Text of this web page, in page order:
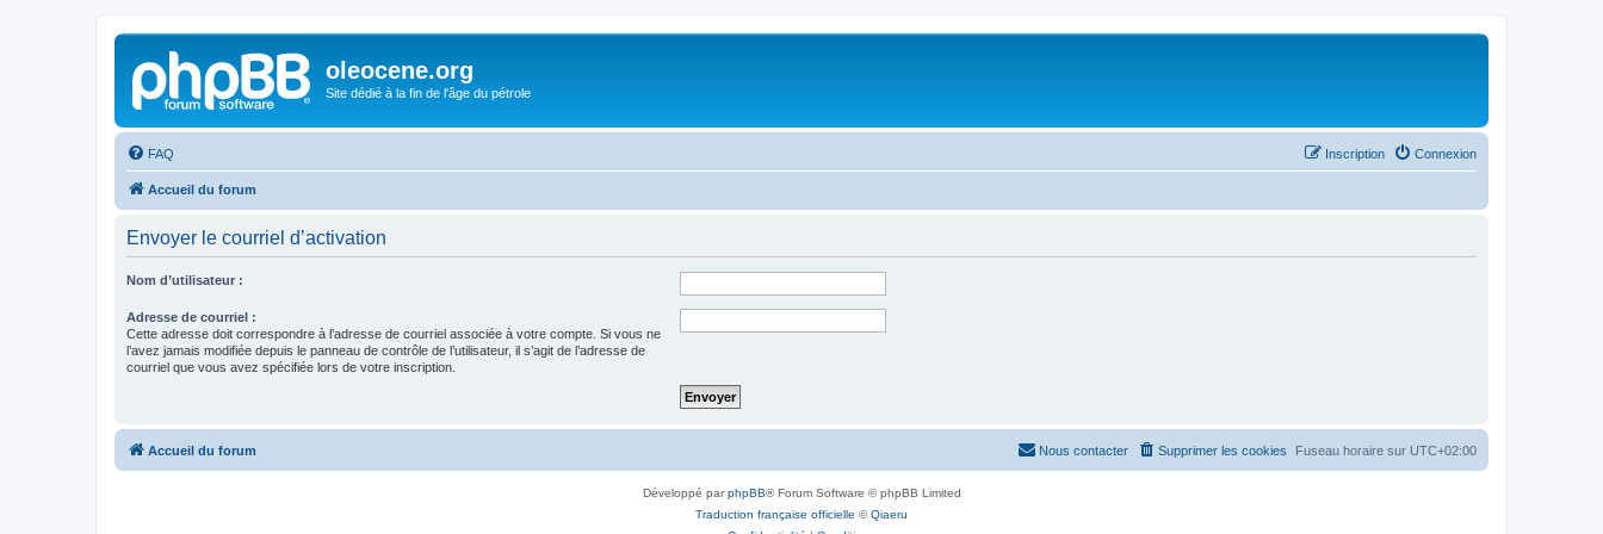
oleocene.org
Site dédié à la fin de l'âge du pétrole
FAQ Connexion
Inscription
Accueil du forum
Envoyer le courriel d’activation
Nom d’utilisateur :
Adresse de courriel :
Cette adresse doit correspondre à l’adresse de courriel associée à votre compte. Si vous ne
l’avez jamais modifiée depuis le panneau de contrôle de l’utilisateur, il s’agit de l’adresse de
courriel que vous avez spécifiée lors de votre inscription.
Accueil du forum Fuseau horaire sur UTC+02:00
Supprimer les cookies
Nous contacter
Développé parphpBB® Forum Software © phpBB Limited
Traduction française officielle ©Qiaeru